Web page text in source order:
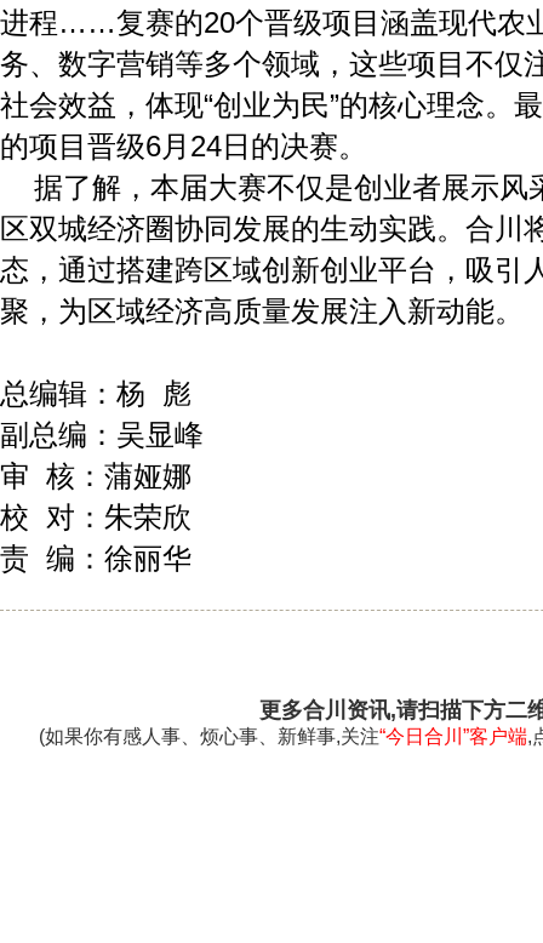
进程……复赛的20个晋级项目涵盖现代农
务、数字营销等多个领域，这些项目不仅
社会效益，体现“创业为民”的核心理念。
的项目晋级6月24日的决赛。
据了解，本届大赛不仅是创业者展示风
区双城经济圈协同发展的生动实践。合川
态，通过搭建跨区域创新创业平台，吸引
聚，为区域经济高质量发展注入新动能。
总编辑：杨 彪
副总编：吴显峰
审 核：蒲娅娜
校 对：朱荣欣
责 编：徐丽华
更多合川资讯,请扫描下方二
(如果你有感人事、烦心事、新鲜事,关注“今日合川”客户端,